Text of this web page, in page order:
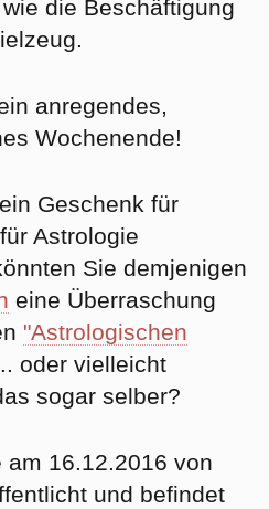
die Beschäftigung
anregendes,
Wochenende!
Geschenk für
Astrologie
Sie demjenigen
eine Überraschung
"Astrologischen
oder vielleicht
sogar selber?
am 16.12.2016 von
und befindet